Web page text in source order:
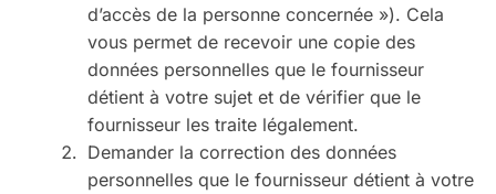
d’accès de la personne concernée »). Cela
vous permet de recevoir une copie des
données personnelles que le fournisseur
détient à votre sujet et de vérifier que le
fournisseur les traite légalement.
Demander la correction des données
personnelles que le fournisseur détient à votre